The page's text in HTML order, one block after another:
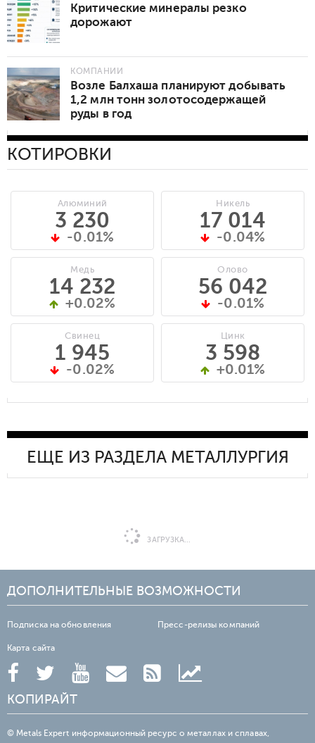
Критические минералы резко
дорожают
КОМПАНИИ
Возле Балхаша планируют добывать
1,2 млн тонн золотосодержащей
руды в год
КОТИРОВКИ
Алюминий
3 230
-0.01%
Медь
14 232
+0.02%
Свинец
1 945
-0.02%
Никель
17 014
-0.04%
Олово
56 042
-0.01%
Цинк
3 598
+0.01%
ЕЩЕ ИЗ РАЗДЕЛА МЕТАЛЛУРГИЯ
ЗАГРУЗКА...
ДОПОЛНИТЕЛЬНЫЕ ВОЗМОЖНОСТИ
Подписка на обновления Пресс-релизы компаний
Карта сайта
КОПИРАЙТ
© Metals Expert информационный ресурс о металлах и сплавах,